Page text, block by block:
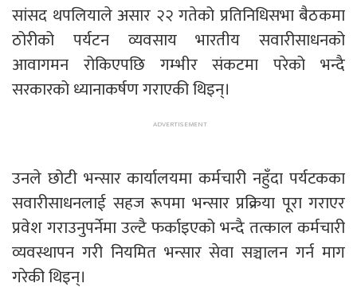
सांसद थपलियाले असार २२ गतेको प्रतिनिधिसभा बैठकमा
ठोरीको पर्यटन व्यवसाय भारतीय सवारीसाधनको
आवागमन रोकिएपछि गम्भीर संकटमा परेको भन्दै
सरकारको ध्यानाकर्षण गराएकी थिइन्।
उनले छोटी भन्सार कार्यालयमा कर्मचारी नहुँदा पर्यटकका
सवारीसाधनलाई सहज रूपमा भन्सार प्रक्रिया पूरा गराएर
प्रवेश गराउनुपर्नेमा उल्टै फर्काइएको भन्दै तत्काल कर्मचारी
व्यवस्थापन गरी नियमित भन्सार सेवा सञ्चालन गर्न माग
गरेकी थिइन्।